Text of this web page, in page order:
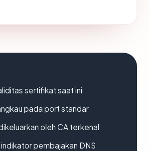
sertifikat saat ini
pada port standar
oleh CA terkenal
pembajakan DNS